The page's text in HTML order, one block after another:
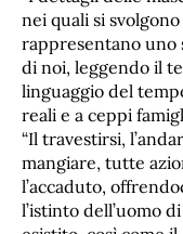
nei quali si
rappresentano uno
di noi, leggendo il
linguaggio del
reali e a ceppi
“Il travestirsi,
mangiare, tutte
l’accaduto,
l’istinto dell’uomo